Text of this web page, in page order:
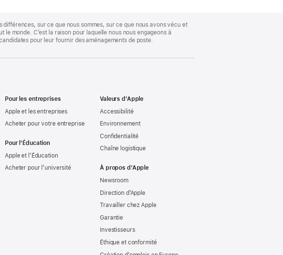
sur ce que nous sommes, sur ce que nous avons vécu et
monde. C’est la raison pour laquelle nous nous engageons à
pour leur fournir des aménagements de poste.
Pour les entreprises
Apple et les entreprises
Acheter pour votre entreprise
Pour l’Éducation
Apple et l’Éducation
Acheter pour l’université
Valeurs d’Apple
Accessibilité
Environnement
Confidentialité
Chaîne logistique
À propos d’Apple
Newsroom
Direction d’Apple
Travailler chez Apple
Garantie
Investisseurs
Éthique et conformité